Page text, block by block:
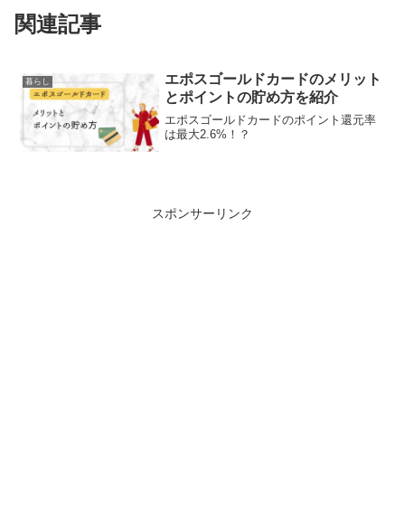
関連記事
暮らし
エポスゴールドカードのメリット
とポイントの貯め方を紹介
エポスゴールドカードのポイント還元率
は最大2.6%！？
スポンサーリンク